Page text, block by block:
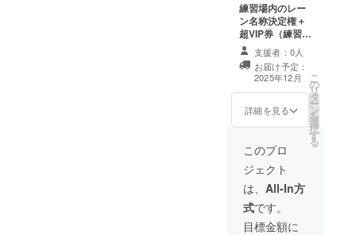
練習場内のレー
ン名称決定権＋
超VIP券（練習場
20%券） ※名称
は古海店長と要
相談 ※有効期限1
年、1回限り ※
レーン名は事業
が存続する限り
支援者：0人
お届け予定：
2025年12月
詳細を見る
こ
の
リ
タ
ー
ン
を
選
択
す
る
このプロ
ジェクト
は、 All-In方
式です。
目標金額に